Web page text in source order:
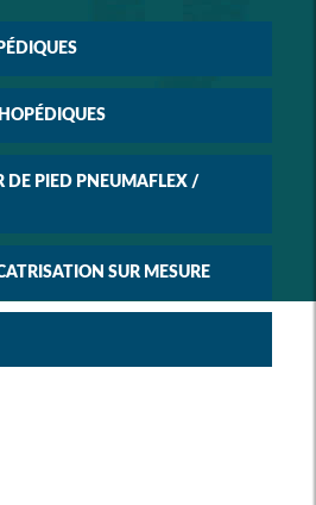
DE PIED PNEUMAFLEX /
SUR MESURE